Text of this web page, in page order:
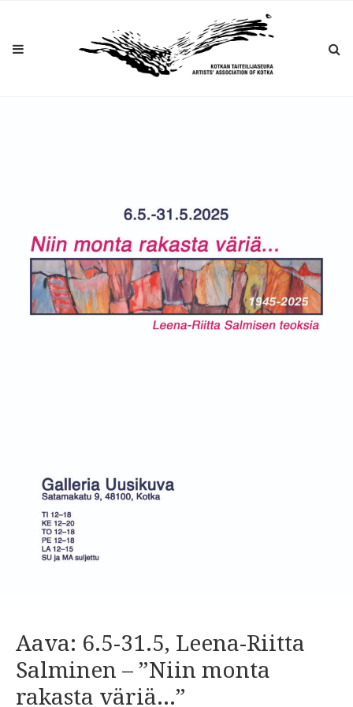
Aava: 6.5-31.5, Leena-Riitta
Salminen – ”Niin monta
rakasta väriä…”